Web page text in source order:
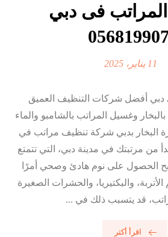
فى دبي
11 يناير، 2025
دبي أفضل شركات التنظيف العميق
وغسيل المراتب بالشامبو والماء
البخار بدبي شركة تنظيف مراتب في
من مرتبتك في مدينة دبي، التي تتمتع
الحصول على نوم هادئ وصحي أمرًا
الأتربة، والبكتيريا، والحشرات الصغيرة
قد يتسبب ذلك في ...
اقرأ أكثر